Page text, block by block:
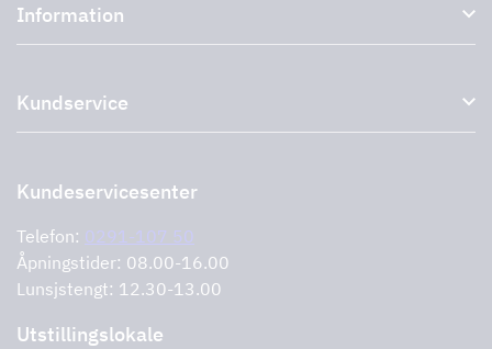
Eksterne vifter
Tilbehør til avtrekkshetter
Storköksprodukter
Information
Miljø
Støtte og tjenester
Informasjonskapsler
Retningslinjer for personvern
Kundservice
Retur av produktet
Støtte og tjenester
Kundeservicesenter
Telefon: 0291-107 50
Åpningstider: 08.00-16.00
Lunsjstengt: 12.30-13.00
Utstillingslokale